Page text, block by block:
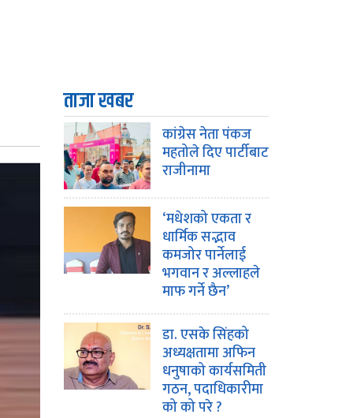
ताजा खबर
कांग्रेस नेता पंकज
महतोले दिए पार्टीबाट
राजीनामा
‘मधेशको एकता र
धार्मिक सद्भाव
कमजोर पार्नेलाई
भगवान र अल्लाहले
माफ गर्ने छैन’
डा. एसके सिंहको
अध्यक्षतामा अफिन
धनुषाको कार्यसमिती
गठन, पदाधिकारीमा
को को परे ?